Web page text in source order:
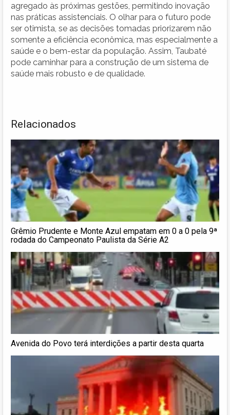
agregado às próximas gestões, permitindo inovação
nas práticas assistenciais. O olhar para o futuro pode
ser otimista, se as decisões tomadas priorizarem não
somente a eficiência econômica, mas especialmente a
saúde e o bem-estar da população. Assim, Taubaté
pode caminhar para a construção de um sistema de
saúde mais robusto e de qualidade.
Relacionados
Grêmio Prudente e Monte Azul empatam em 0 a 0 pela 9ª
rodada do Campeonato Paulista da Série A2
Avenida do Povo terá interdições a partir desta quarta